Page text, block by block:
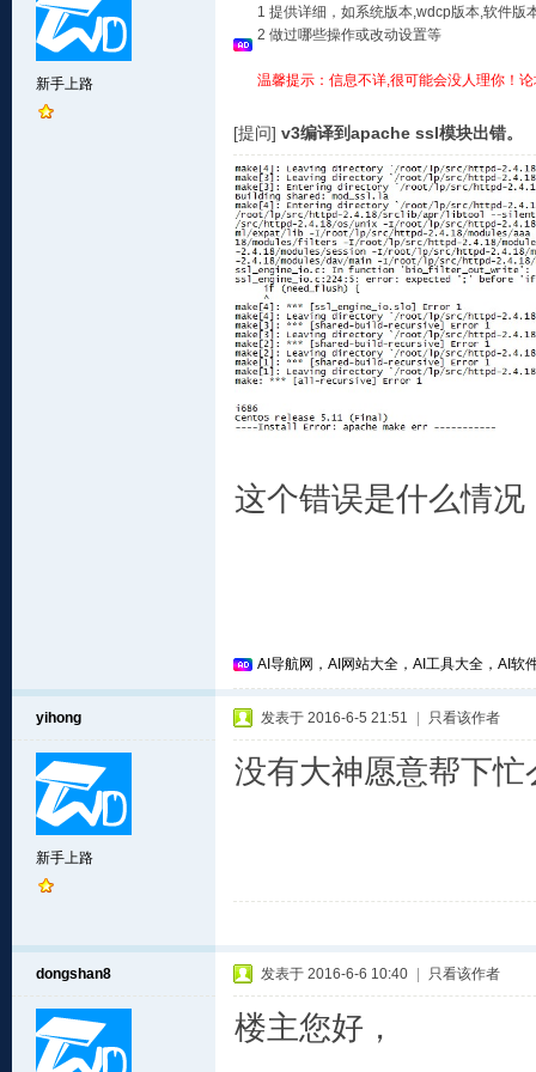
新手上路
1 提供详细，如系统版本,wdcp版本,软件版
2 做过哪些操作或改动设置等
温馨提示：信息不详,很可能会没人理你！
[提问] v3编译到apache ssl模块出错。
这个错误是什么情
AI导航网，AI网站大全，AI工具大全，AI软
yihong
新手上路
发表于 2016-6-5 21:51 只看该作者
没有大神愿意帮下忙
dongshan8 发表于 2016-6-6 10:40 只看该作者
楼主您好，